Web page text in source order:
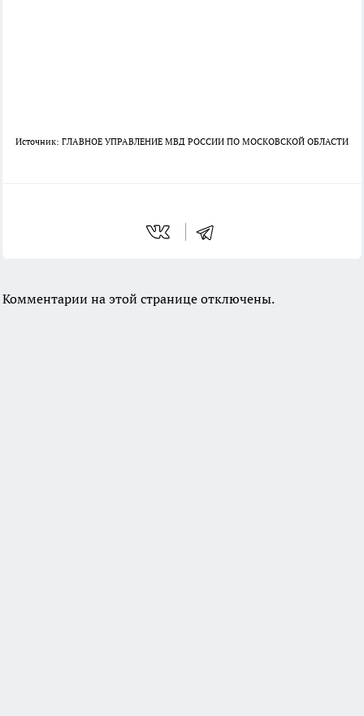
Источник: ГЛАВНОЕ УПРАВЛЕНИЕ МВД РОССИИ ПО МОСКОВСКОЙ ОБЛАСТИ
Комментарии на этой странице отключены.